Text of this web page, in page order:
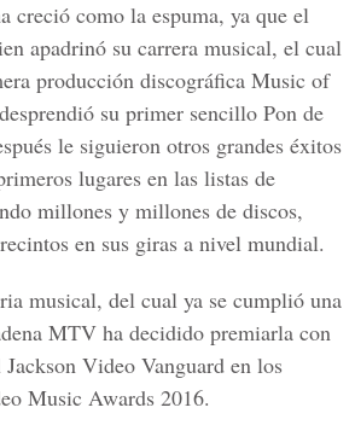
creció como la espuma, ya que el
apadrinó su carrera musical, el cual
producción discográfica Music of
su primer sencillo Pon de
le siguieron otros grandes éxitos
lugares en las listas de
millones y millones de discos,
en sus giras a nivel mundial.
musical, del cual ya se cumplió una
MTV ha decidido premiarla con
Video Vanguard en los
Music Awards 2016.